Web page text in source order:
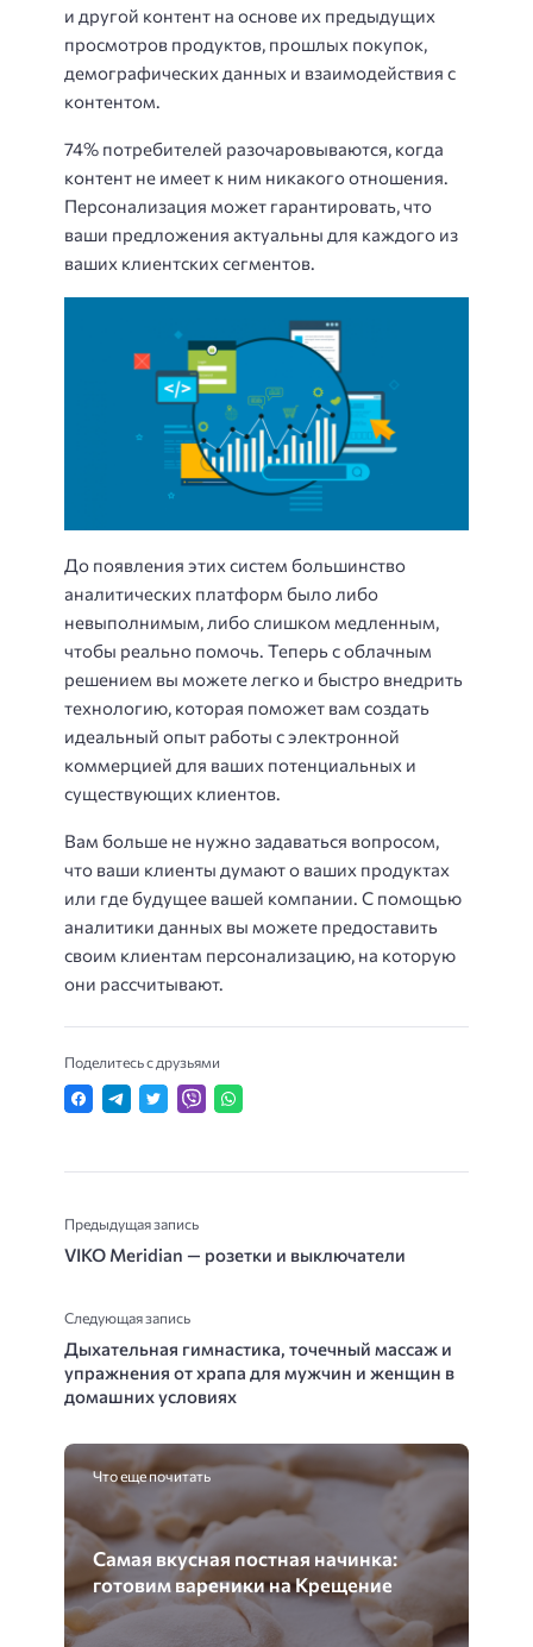
и другой контент на основе их предыдущих
просмотров продуктов, прошлых покупок,
демографических данных и взаимодействия с
контентом.
74% потребителей разочаровываются, когда
контент не имеет к ним никакого отношения.
Персонализация может гарантировать, что
ваши предложения актуальны для каждого из
ваших клиентских сегментов.
До появления этих систем большинство
аналитических платформ было либо
невыполнимым, либо слишком медленным,
чтобы реально помочь. Теперь с облачным
решением вы можете легко и быстро внедрить
технологию, которая поможет вам создать
идеальный опыт работы с электронной
коммерцией для ваших потенциальных и
существующих клиентов.
Вам больше не нужно задаваться вопросом,
что ваши клиенты думают о ваших продуктах
или где будущее вашей компании. С помощью
аналитики данных вы можете предоставить
своим клиентам персонализацию, на которую
они рассчитывают.
Поделитесь с друзьями
Предыдущая запись
VIKO Meridian — розетки и выключатели
Следующая запись
Дыхательная гимнастика, точечный массаж и
упражнения от храпа для мужчин и женщин в
домашних условиях
Что еще почитать
Самая вкусная постная начинка:
готовим вареники на Крещение